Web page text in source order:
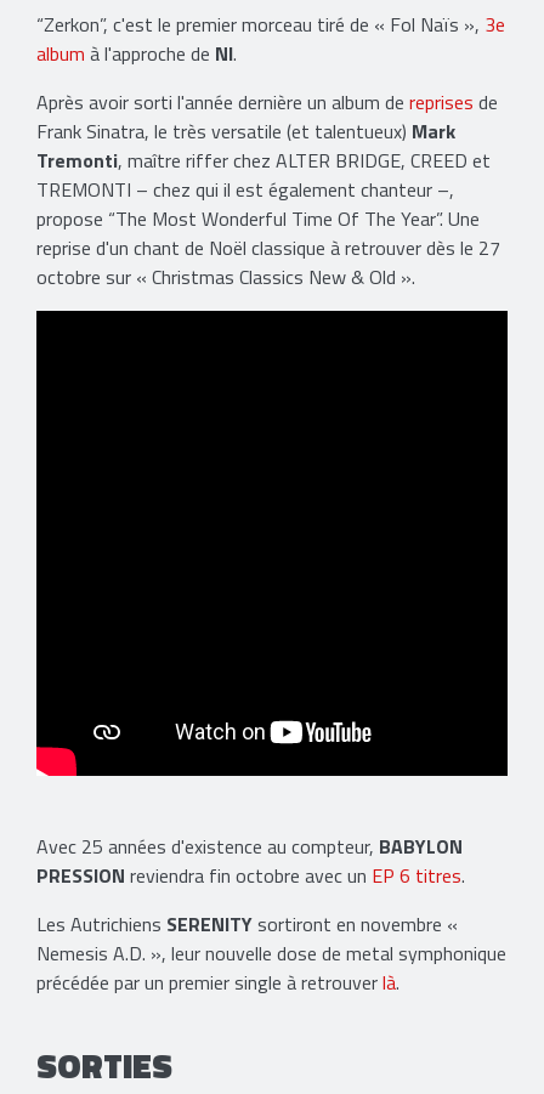
“Zerkon”, c'est le premier morceau tiré de « Fol Naïs », 3e
album à l'approche de NI.
Après avoir sorti l'année dernière un album de reprises de
Frank Sinatra, le très versatile (et talentueux) Mark
Tremonti, maître riffer chez ALTER BRIDGE, CREED et
TREMONTI – chez qui il est également chanteur –,
propose “The Most Wonderful Time Of The Year”. Une
reprise d'un chant de Noël classique à retrouver dès le 27
octobre sur « Christmas Classics New & Old ».
Avec 25 années d'existence au compteur, BABYLON
PRESSION reviendra fin octobre avec un EP 6 titres.
Les Autrichiens SERENITYsortiront en novembre «
Nemesis A.D. », leur nouvelle dose de metal symphonique
précédée par un premier single à retrouverlà.
SORTIES